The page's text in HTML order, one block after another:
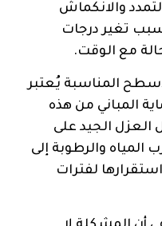
والانكماش
تغير درجات
مع الوقت.
المناسبة يُعتبر
المباني من هذه
العزل الجيد على
والرطوبة إلى
لفترات